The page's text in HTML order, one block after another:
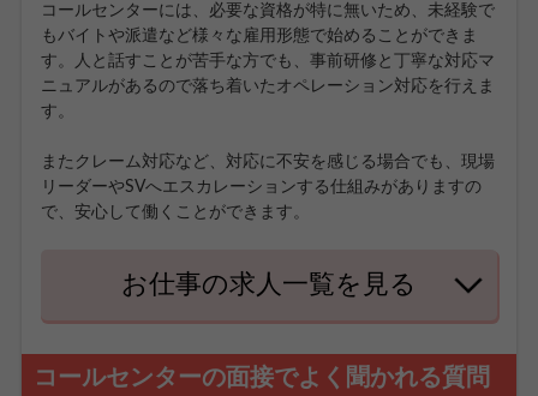
コールセンターには、必要な資格が特に無いため、未経験で
もバイトや派遣など様々な雇用形態で始めることができま
す。人と話すことが苦手な方でも、事前研修と丁寧な対応マ
ニュアルがあるので落ち着いたオペレーション対応を行えま
す。
またクレーム対応など、対応に不安を感じる場合でも、現場
リーダーやSVへエスカレーションする仕組みがありますの
で、安心して働くことができます。
お仕事の求人一覧を見る
コールセンターの面接でよく聞かれる質問